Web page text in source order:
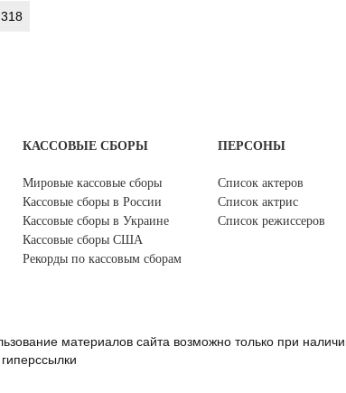
318
КАССОВЫЕ СБОРЫ
Мировые кассовые сборы
Кассовые сборы в России
Кассовые сборы в Украине
Кассовые сборы США
Рекорды по кассовым сборам
ПЕРСОНЫ
Список актеров
Список актрис
Список режиссеров
материалов сайта возможно только при
гиперссылки